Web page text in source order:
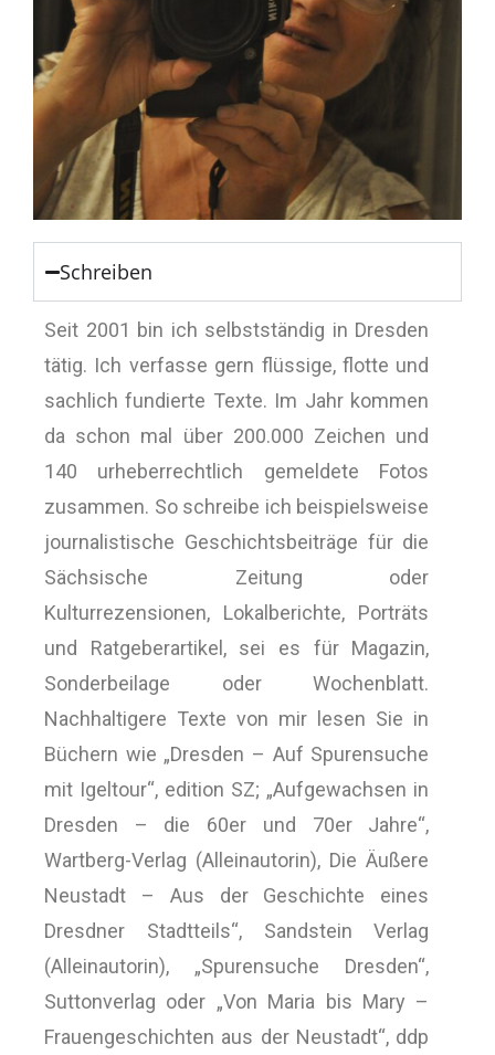
Schreiben
Seit 2001 bin ich selbstständig in Dresden
tätig. Ich verfasse gern flüssige, flotte und
sachlich fundierte Texte. Im Jahr kommen
da schon mal über 200.000 Zeichen und
140 urheberrechtlich gemeldete Fotos
zusammen. So schreibe ich beispielsweise
journalistische Geschichtsbeiträge für die
Sächsische Zeitung oder
Kulturrezensionen, Lokalberichte, Porträts
und Ratgeberartikel, sei es für Magazin,
Sonderbeilage oder Wochenblatt.
Nachhaltigere Texte von mir lesen Sie in
Büchern wie „Dresden – Auf Spurensuche
mit Igeltour“, edition SZ; „Aufgewachsen in
Dresden – die 60er und 70er Jahre“,
Wartberg-Verlag (Alleinautorin), Die Äußere
Neustadt – Aus der Geschichte eines
Dresdner Stadtteils“, Sandstein Verlag
(Alleinautorin), „Spurensuche Dresden“,
Suttonverlag oder „Von Maria bis Mary –
Frauengeschichten aus der Neustadt“, ddp